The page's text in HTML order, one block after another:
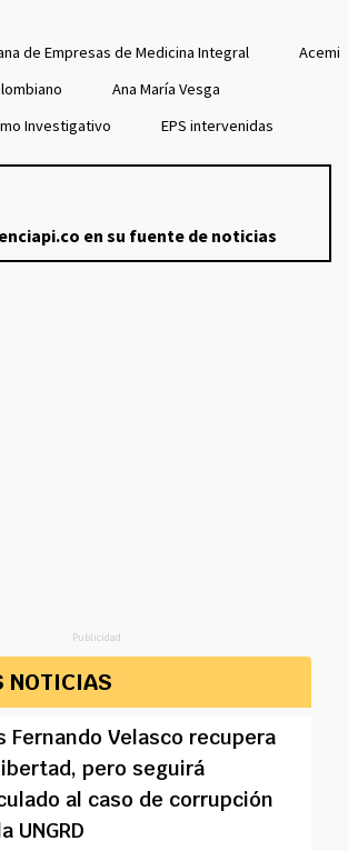
de Empresas de Medicina Integral
Acemi
Ana María Vesga
Investigativo
EPS intervenidas
en su fuente de noticias
Publicidad
NOTICIAS
Fernando Velasco recupera
pero seguirá
al caso de corrupción
UNGRD